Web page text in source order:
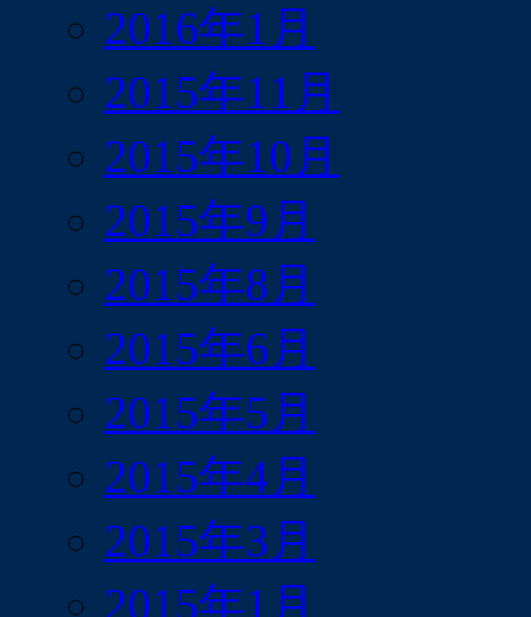
2016年1月
2015年11月
2015年10月
2015年9月
2015年8月
2015年6月
2015年5月
2015年4月
2015年3月
2015年1月